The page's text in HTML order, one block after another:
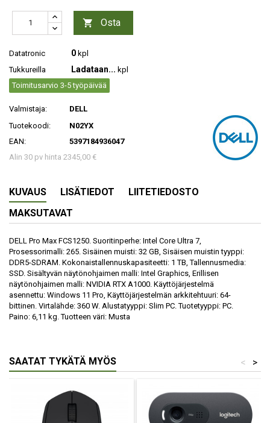
 Osta
Datatronic 0 kpl
Tukkureilla
Ladataan... kpl
Toimitusarvio 3-5 työpäivää
Valmistaja:
DELL
Tuotekoodi:
N02YX
EAN:
5397184936047
Alin 30 pv hinta 2345,00 €
KUVAUS LISÄTIEDOT
LIITETIEDOSTO
MAKSUTAVAT
DELL Pro Max FCS1250. Suoritinperhe: Intel Core Ultra 7,
Prosessorimalli: 265. Sisäinen muisti: 32 GB, Sisäisen muistin tyyppi:
DDR5-SDRAM. Kokonaistallennuskapasiteetti: 1 TB, Tallennusmedia:
SSD. Sisältyvän näytönohjaimen malli: Intel Graphics, Erillisen
näytönohjaimen malli: NVIDIA RTX A1000. Käyttöjärjestelmä
asennettu: Windows 11 Pro, Käyttöjärjestelmän arkkitehtuuri: 64-
bittinen. Virtalähde: 360 W. Alustatyyppi: Slim PC. Tuotetyyppi: PC.
Paino: 6,11 kg. Tuotteen väri: Musta
SAATAT TYKÄTÄ MYÖS >
<